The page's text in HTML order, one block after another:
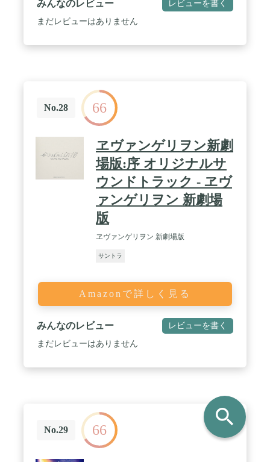
みんなのレビュー レビューを書く
まだレビューはありません
No.28 66
ヱヴァンゲリヲン新劇
場版:序 オリジナルサ
ウンドトラック - ヱヴ
ァンゲリヲン 新劇場
版
ヱヴァンゲリヲン 新劇場版
サントラ
Amazonで詳しく見る
みんなのレビュー レビューを書く
まだレビューはありません
No.29 66
search